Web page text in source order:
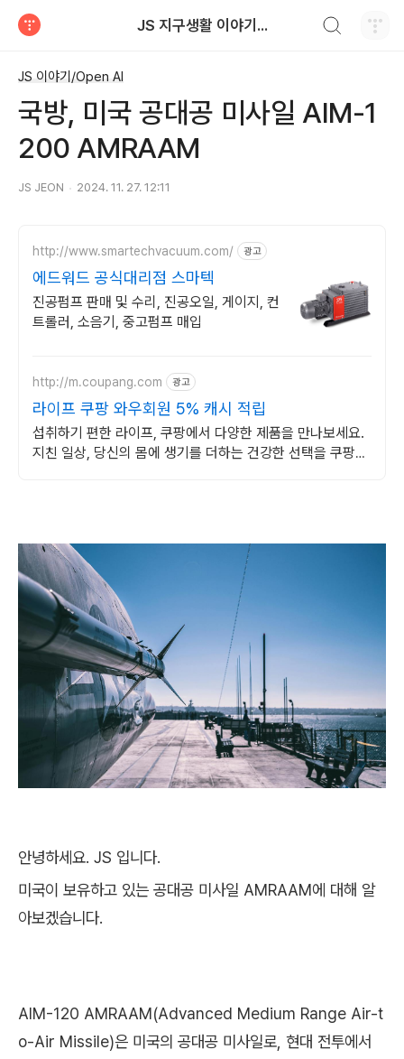
JS 지구생활 이야기...
JS 이야기/Open AI
국방, ​미국 공대공 미사일 AIM-1
200 AMRAAM
JS JEON 2024. 11. 27. 12:11
http://www.smartechvacuum.com/ 광고
에드워드 공식대리점 스마텍
진공펌프 판매 및 수리, 진공오일, 게이지, 컨
트롤러, 소음기, 중고펌프 매입
http://m.coupang.com 광고
라이프 쿠팡 와우회원 5% 캐시 적립
섭취하기 편한 라이프, 쿠팡에서 다양한 제품을 만나보세요.
지친 일상, 당신의 몸에 생기를 더하는 건강한 선택을 쿠팡에
안녕하세요. JS 입니다.
미국이 보유하고 있는 공대공 미사일 AMRAAM에 대해 알
아보겠습니다.
AIM-120 AMRAAM(Advanced Medium Range Air-t
o-Air Missile)은 미국의 공대공 미사일로, 현대 전투에서